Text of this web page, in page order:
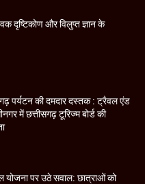
दृष्टिकोण और विलुप्त ज्ञान के
पर्यटन की दमदार दस्तक : ट्रैवल एंड
में छत्तीसगढ़ टूरिज्म बोर्ड की
योजना पर उठे सवाल: छात्राओं को